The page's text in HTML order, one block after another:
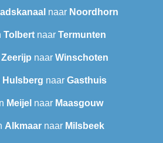
naar Noordhorn
Tolbertnaar Termunten
Zeerijp naar Winschoten
Hulsberg naar Gasthuis
Meijel naar Maasgouw
Alkmaar naar Milsbeek